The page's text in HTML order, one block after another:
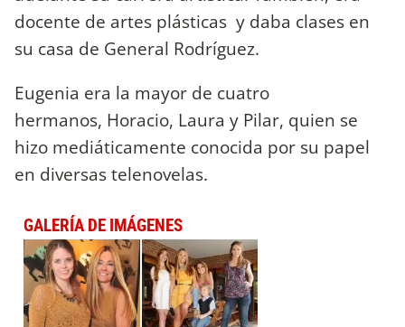
docente de artes plásticas y daba clases en
su casa de General Rodríguez.
Eugenia era la mayor de cuatro
hermanos, Horacio, Laura y Pilar, quien se
hizo mediáticamente conocida por su papel
en diversas telenovelas.
GALERÍA DE IMÁGENES